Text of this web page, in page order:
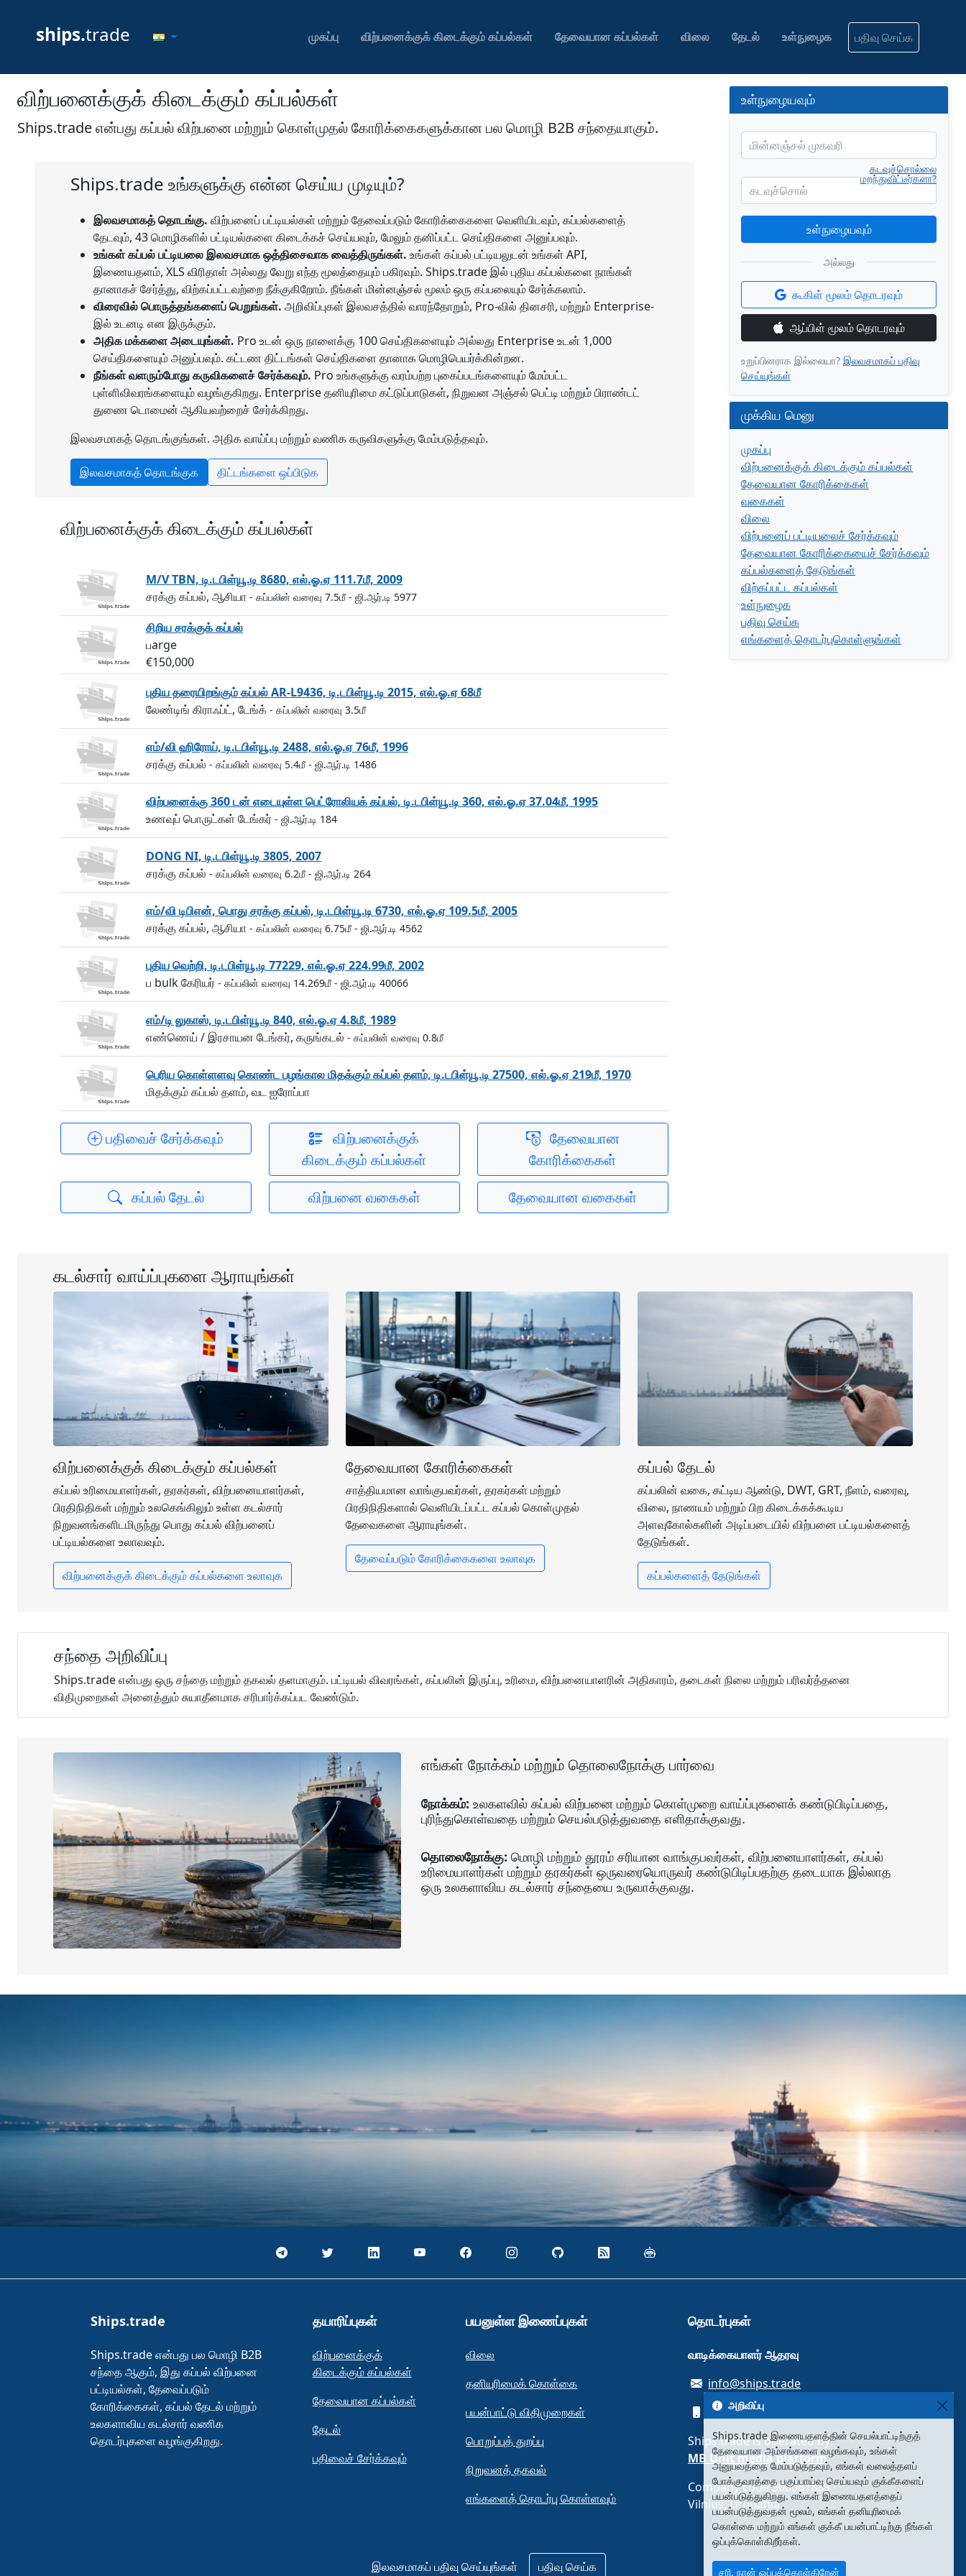
ships.trade முகப்பு விற்பனைக்குக் கிடைக்கும் கப்பல்கள் தேவையான கப்பல்கள் விலை தேடல் உள்நுழைக பதிவு செய்க
விற்பனைக்குக் கிடைக்கும் கப்பல்கள்
Ships.trade என்பது கப்பல் விற்பனை மற்றும் கொள்முதல் கோரிக்கைகளுக்கான பல மொழி B2B சந்தையாகும்.
Ships.trade உங்களுக்கு என்ன செய்ய முடியும்?
இலவசமாகத் தொடங்கு. விற்பனைப் பட்டியல்கள் மற்றும் தேவைப்படும் கோரிக்கைகளை வெளியிடவும், கப்பல்களைத்
தேடவும், 43 மொழிகளில் பட்டியல்களை கிடைக்கச் செய்யவும், மேலும் தனிப்பட்ட செய்திகளை அனுப்பவும்.
உங்கள் கப்பல் பட்டியலை இலவசமாக ஒத்திசைவாக வைத்திருங்கள். உங்கள் கப்பல் பட்டியலுடன் உங்கள் API,
இணையதளம், XLS விரிதாள் அல்லது வேறு எந்த மூலத்தையும் பகிரவும். Ships.trade இல் புதிய கப்பல்களை நாங்கள்
தானாகச் சேர்த்து, விற்கப்பட்டவற்றை நீக்குகிறோம். நீங்கள் மின்னஞ்சல் மூலம் ஒரு கப்பலையும் சேர்க்கலாம்.
விரைவில் பொருத்தங்களைப் பெறுங்கள். அறிவிப்புகள் இலவசத்தில் வாரந்தோறும், Pro-வில் தினசரி, மற்றும் Enterprise-
இல் உடனடி என இருக்கும்.
அதிக மக்களை அடையுங்கள். Pro உடன் ஒரு நாளைக்கு 100 செய்திகளையும் அல்லது Enterprise உடன் 1,000
செய்திகளையும் அனுப்பவும். கட்டண திட்டங்கள் செய்திகளை தானாக மொழிபெயர்க்கின்றன.
நீங்கள் வளரும்போது கருவிகளைச் சேர்க்கவும். Pro உங்களுக்கு வரம்பற்ற புகைப்படங்களையும் மேம்பட்ட
புள்ளிவிவரங்களையும் வழங்குகிறது. Enterprise தனியுரிமை கட்டுப்பாடுகள், நிறுவன அஞ்சல் பெட்டி மற்றும் பிராண்டட்
துணை டொமைன் ஆகியவற்றைச் சேர்க்கிறது.
இலவசமாகத் தொடங்குங்கள். அதிக வாய்ப்பு மற்றும் வணிக கருவிகளுக்கு மேம்படுத்தவும்.
இலவசமாகத் தொடங்குக திட்டங்களை ஒப்பிடுக
விற்பனைக்குக் கிடைக்கும் கப்பல்கள்
M/V TBN, டி.டபிள்யூ.டி 8680, எல்.ஓ.ஏ 111.7மீ, 2009
சரக்கு கப்பல், ஆசியா - கப்பலின் வரைவு 7.5மீ - ஜி.ஆர்.டி 5977
சிறிய சரக்குக் கப்பல்
பarge
€150,000
புதிய தரையிறங்கும் கப்பல் AR-L9436, டி.டபிள்யூ.டி 2015, எல்.ஓ.ஏ 68மீ
லேண்டிங் கிராஃப்ட், டேங்க் - கப்பலின் வரைவு 3.5மீ
எம்/வி ஹிரோய், டி.டபிள்யூ.டி 2488, எல்.ஓ.ஏ 76மீ, 1996
சரக்கு கப்பல் - கப்பலின் வரைவு 5.4மீ - ஜி.ஆர்.டி 1486
விற்பனைக்கு 360 டன் எடையுள்ள பெட்ரோலியக் கப்பல், டி.டபிள்யூ.டி 360, எல்.ஓ.ஏ 37.04மீ, 1995
உணவுப் பொருட்கள் டேங்கர் - ஜி.ஆர்.டி 184
DONG NI, டி.டபிள்யூ.டி 3805, 2007
சரக்கு கப்பல் - கப்பலின் வரைவு 6.2மீ - ஜி.ஆர்.டி 264
எம்/வி டிபிஎன், பொது சரக்கு கப்பல், டி.டபிள்யூ.டி 6730, எல்.ஓ.ஏ 109.5மீ, 2005
சரக்கு கப்பல், ஆசியா - கப்பலின் வரைவு 6.75மீ - ஜி.ஆர்.டி 4562
புதிய வெற்றி, டி.டபிள்யூ.டி 77229, எல்.ஓ.ஏ 224.99மீ, 2002
ப bulk கேரியர் - கப்பலின் வரைவு 14.269மீ - ஜி.ஆர்.டி 40066
எம்/டி லுகாஸ், டி.டபிள்யூ.டி 840, எல்.ஓ.ஏ 4.8மீ, 1989
எண்ணெய் / இரசாயன டேங்கர், கருங்கடல் - கப்பலின் வரைவு 0.8மீ
பெரிய கொள்ளளவு கொண்ட பழங்கால மிதக்கும் கப்பல் தளம், டி.டபிள்யூ.டி 27500, எல்.ஓ.ஏ 219மீ, 1970
மிதக்கும் கப்பல் தளம், வட ஐரோப்பா
பதிவைச் சேர்க்கவும்
விற்பனைக்குக்
கிடைக்கும் கப்பல்கள்
தேவையான
கோரிக்கைகள்
கப்பல் தேடல்
விற்பனை வகைகள் தேவையான வகைகள்
உள்நுழையவும்
மின்னஞ்சல் முகவரி
கடவுச்சொல்
கடவுச்சொல்லை
மறந்துவிட்டீர்களா?
உள்நுழையவும்
அல்லது
கூகிள் மூலம் தொடரவும்
ஆப்பிள் மூலம் தொடரவும்
உறுப்பினராக இல்லையா? இலவசமாகப் பதிவு
செய்யுங்கள்
முக்கிய மெனு
முகப்பு
விற்பனைக்குக் கிடைக்கும் கப்பல்கள்
தேவையான கோரிக்கைகள்
வகைகள்
விலை
விற்பனைப் பட்டியலைச் சேர்க்கவும்
தேவையான கோரிக்கையைச் சேர்க்கவும்
கப்பல்களைத் தேடுங்கள்
விற்கப்பட்ட கப்பல்கள்
உள்நுழைக
பதிவு செய்க
எங்களைத் தொடர்புகொள்ளுங்கள்
கடல்சார் வாய்ப்புகளை ஆராயுங்கள்
விற்பனைக்குக் கிடைக்கும் கப்பல்கள்
கப்பல் உரிமையாளர்கள், தரகர்கள், விற்பனையாளர்கள்,
பிரதிநிதிகள் மற்றும் உலகெங்கிலும் உள்ள கடல்சார்
நிறுவனங்களிடமிருந்து பொது கப்பல் விற்பனைப்
பட்டியல்களை உலாவவும்.
விற்பனைக்குக் கிடைக்கும் கப்பல்களை உலாவுக
தேவையான கோரிக்கைகள்
சாத்தியமான வாங்குபவர்கள், தரகர்கள் மற்றும்
பிரதிநிதிகளால் வெளியிடப்பட்ட கப்பல் கொள்முதல்
தேவைகளை ஆராயுங்கள்.
தேவைப்படும் கோரிக்கைகளை உலாவுக
கப்பல் தேடல்
கப்பலின் வகை, கட்டிய ஆண்டு, DWT, GRT, நீளம், வரைவு,
விலை, நாணயம் மற்றும் பிற கிடைக்கக்கூடிய
அளவுகோல்களின் அடிப்படையில் விற்பனை பட்டியல்களைத்
தேடுங்கள்.
கப்பல்களைத் தேடுங்கள்
சந்தை அறிவிப்பு
Ships.trade என்பது ஒரு சந்தை மற்றும் தகவல் தளமாகும். பட்டியல் விவரங்கள், கப்பலின் இருப்பு, உரிமை, விற்பனையாளரின் அதிகாரம், தடைகள் நிலை மற்றும் பரிவர்த்தனை
விதிமுறைகள் அனைத்தும் சுயாதீனமாக சரிபார்க்கப்பட வேண்டும்.
எங்கள் நோக்கம் மற்றும் தொலைநோக்கு பார்வை
நோக்கம்: உலகளவில் கப்பல் விற்பனை மற்றும் கொள்முறை வாய்ப்புகளைக் கண்டுபிடிப்பதை,
புரிந்துகொள்வதை மற்றும் செயல்படுத்துவதை எளிதாக்குவது.
தொலைநோக்கு: மொழி மற்றும் தூரம் சரியான வாங்குபவர்கள், விற்பனையாளர்கள், கப்பல்
உரிமையாளர்கள் மற்றும் தரகர்கள் ஒருவரையொருவர் கண்டுபிடிப்பதற்கு தடையாக இல்லாத
ஒரு உலகளாவிய கடல்சார் சந்தையை உருவாக்குவது.
Ships.trade
Ships.trade என்பது பல மொழி B2B
சந்தை ஆகும், இது கப்பல் விற்பனை
பட்டியல்கள், தேவைப்படும்
கோரிக்கைகள், கப்பல் தேடல் மற்றும்
உலகளாவிய கடல்சார் வணிக
தொடர்புகளை வழங்குகிறது.
தயாரிப்புகள்
விற்பனைக்குக்
கிடைக்கும் கப்பல்கள்
தேவையான கப்பல்கள்
தேடல்
பதிவைச் சேர்க்கவும்
பயனுள்ள இணைப்புகள்
விலை
தனியுரிமைக் கொள்கை
பயன்பாட்டு விதிமுறைகள்
பொறுப்புத் துறப்பு
நிறுவனத் தகவல்
எங்களைத் தொடர்பு கொள்ளவும்
தொடர்புகள்
வாடிக்கையாளர் ஆதரவு
info@ships.trade
+380934480633
Ships.trade is operated by
MB Unit media platform
Company code 308087889 ·
Vilnius, Lithuania
இலவசமாகப் பதிவு செய்யுங்கள் பதிவு செய்க
அறிவிப்பு
Ships.trade இணையதளத்தின் செயல்பாட்டிற்குத்
தேவையான அம்சங்களை வழங்கவும், உங்கள்
அனுபவத்தை மேம்படுத்தவும், எங்கள் வலைத்தளப்
போக்குவரத்தை பகுப்பாய்வு செய்யவும் குக்கீகளைப்
பயன்படுத்துகிறது. எங்கள் இணையதளத்தைப்
பயன்படுத்துவதன் மூலம், எங்கள் தனியுரிமைக்
கொள்கை மற்றும் எங்கள் குக்கீ பயன்பாட்டிற்கு நீங்கள்
ஒப்புக்கொள்கிறீர்கள்.
சரி, நான் ஒப்புக்கொள்கிறேன்